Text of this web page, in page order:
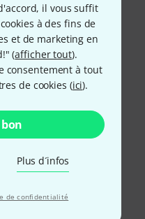
il vous suffit
à des fins de
et de marketing en
(afficher tout).
consentement à tout
de cookies (ici).
Plus d´infos
de confidentialité
par Virement
Klarna Payer Maintenant
crédit.